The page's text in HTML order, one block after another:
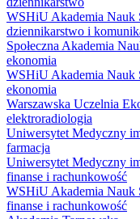
WSHiU Akademia Nauk
dziennikarstwo i
Społeczna Akademia
ekonomia
WSHiU Akademia Nauk
ekonomia
Warszawska Uczelnia
elektroradiologia
Uniwersytet Medyczny
farmacja
Uniwersytet Medyczny
finanse i rachunkowość
WSHiU Akademia Nauk
finanse i rachunkowość